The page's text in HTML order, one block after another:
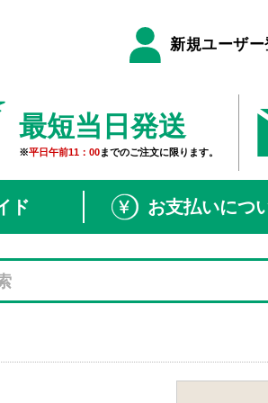
新規ユーザ
最短当日発送
※平日午前11：00までのご注文に限ります。
ド お支払いにつ